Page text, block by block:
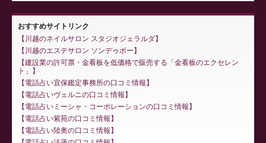
おすすめサイトリンク
川越のネイルサロン スタジオジェラルダ
川越のエステサロン ソンデゥボー
建設業の許可票・金看板を低価格で販売する「金看板のエクセレン
ト」
電話占い宜保鑑定事務所の口コミ情報
電話占いヴェルニの口コミ情報
電話占いミーシャ・コーポレーションの口コミ情報
電話占い紫苑の口コミ情報
電話占い陸奥の口コミ情報